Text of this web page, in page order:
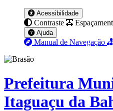
Acessibilidade
Contraste
Ajuda
Manual de Navegação
Prefeitura
Itaguaçu da